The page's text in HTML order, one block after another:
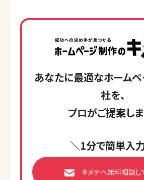
あなたに最適なホーム
社を、
プロがご提案しま
＼1分で簡単入
キメテへ無料相談し